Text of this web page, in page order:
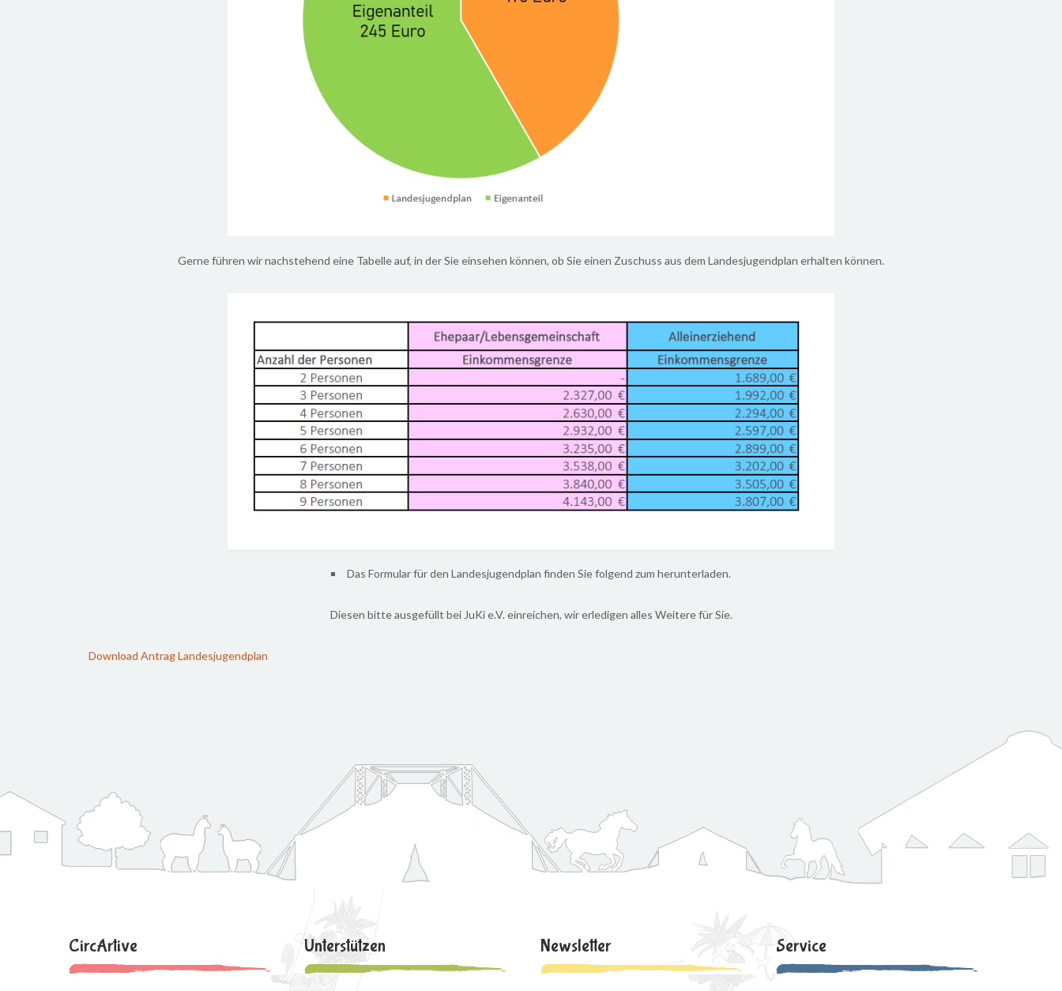
Gerne führen wir nachstehend eine Tabelle auf, in der Sie einsehen können, ob Sie einen Zuschuss aus dem Landesjugendplan erhalten können.
Das Formular für den Landesjugendplan finden Sie folgend zum herunterladen.
Diesen bitte ausgefüllt bei JuKi e.V. einreichen, wir erledigen alles Weitere für Sie.
Download Antrag Landesjugendplan
CircArtive Unterstützen Newsletter Service